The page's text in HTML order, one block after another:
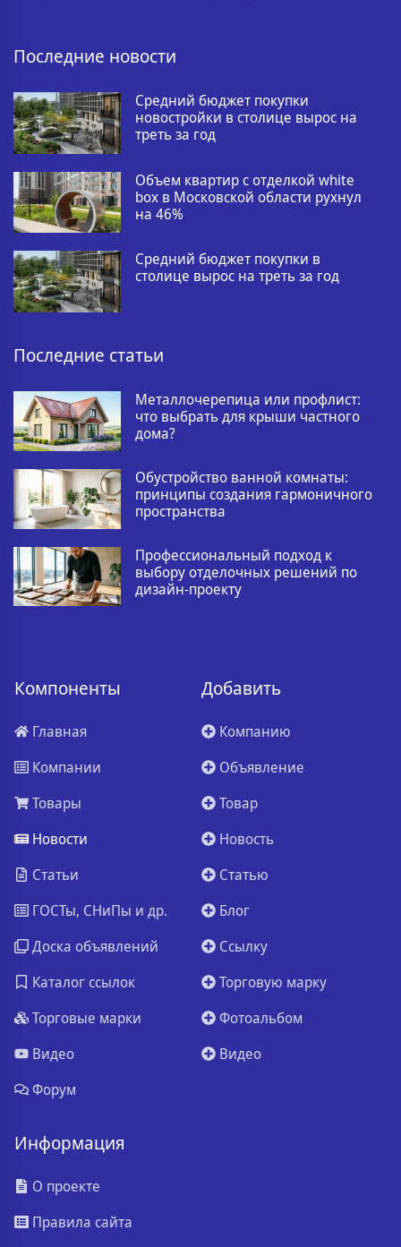
Последние новости
Средний бюджет покупки
новостройки в столице вырос на
треть за год
Объем квартир с отделкой white
box в Московской области рухнул
на 46%
Средний бюджет покупки в
столице вырос на треть за год
Последние статьи
Металлочерепица или профлист:
что выбрать для крыши частного
дома?
Обустройство ванной комнаты:
принципы создания гармоничного
пространства
Профессиональный подход к
выбору отделочных решений по
дизайн-проекту
Компоненты
Главная
Компании
Товары
Новости
Статьи
ГОСТы, СНиПы и др.
Доска объявлений
Каталог ссылок
Торговые марки
Видео
Форум
Добавить
Компанию
Объявление
Товар
Новость
Статью
Блог
Ссылку
Торговую марку
Фотоальбом
Видео
Информация
О проекте
Правила сайта